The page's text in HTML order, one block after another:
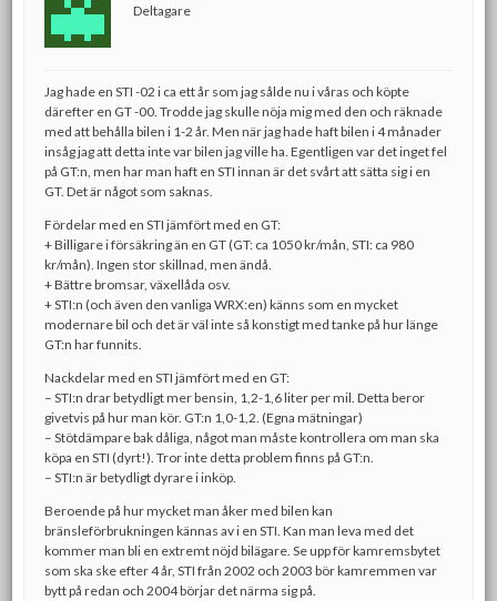
Deltagare
Jag hade en STI -02 i ca ett år som jag sålde nu i våras och köpte
därefter en GT -00. Trodde jag skulle nöja mig med den och räknade
med att behålla bilen i 1-2 år. Men när jag hade haft bilen i 4 månader
insåg jag att detta inte var bilen jag ville ha. Egentligen var det inget fel
på GT:n, men har man haft en STI innan är det svårt att sätta sig i en
GT. Det är något som saknas.
Fördelar med en STI jämfört med en GT:
+ Billigare i försäkring än en GT (GT: ca 1050 kr/mån, STI: ca 980
kr/mån). Ingen stor skillnad, men ändå.
+ Bättre bromsar, växellåda osv.
+ STI:n (och även den vanliga WRX:en) känns som en mycket
modernare bil och det är väl inte så konstigt med tanke på hur länge
GT:n har funnits.
Nackdelar med en STI jämfört med en GT:
– STI:n drar betydligt mer bensin, 1,2-1,6 liter per mil. Detta beror
givetvis på hur man kör. GT:n 1,0-1,2. (Egna mätningar)
– Stötdämpare bak dåliga, något man måste kontrollera om man ska
köpa en STI (dyrt!). Tror inte detta problem finns på GT:n.
– STI:n är betydligt dyrare i inköp.
Beroende på hur mycket man åker med bilen kan
bränsleförbrukningen kännas av i en STI. Kan man leva med det
kommer man bli en extremt nöjd bilägare. Se upp för kamremsbytet
som ska ske efter 4 år, STI från 2002 och 2003 bör kamremmen var
bytt på redan och 2004 börjar det närma sig på.